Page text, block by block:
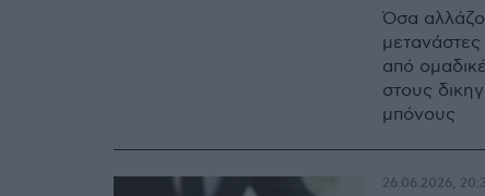
Όσα
από
στους
μπόνους
26.06.2026,